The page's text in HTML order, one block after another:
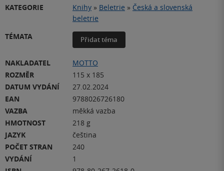
KATEGORIE
Knihy » Beletrie » Česká a slovenská
beletrie
TÉMATA
Přidat téma
NAKLADATEL
MOTTO
ROZMĚR
115 x 185
DATUM VYDÁNÍ
27.02.2024
EAN
9788026726180
VAZBA
měkká vazba
HMOTNOST
218 g
JAZYK
čeština
POČET STRAN
240
VYDÁNÍ
1